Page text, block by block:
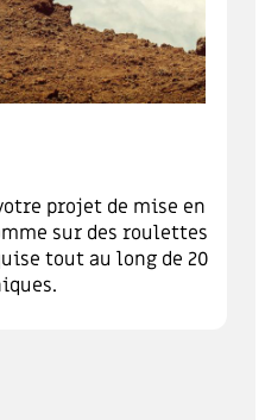
projet de mise en
sur des roulettes
tout au long de 20